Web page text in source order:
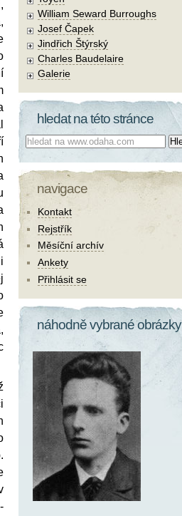
William Seward Burroughs
Josef Čapek
Jindřich Štýrský
Charles Baudelaire
Galerie
hledat na této stránce
Co hledat:
navigace
Kontakt
Rejstřík
Měsíční archív
Ankety
Přihlásit se
náhodně vybrané obrázky